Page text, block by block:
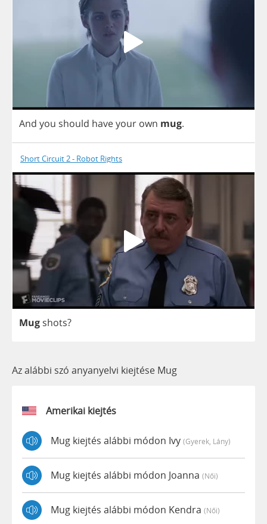
And you should haveyour own mug.
Short Circuit 2 - Robot Rights
Mug shots?
Az alábbi szó anyanyelvi kiejtése Mug
Amerikai kiejtés
Mug kiejtés alábbi módon Ivy (gyerek, Lány)
Mug kiejtés alábbi módon Joanna (női)
Mug kiejtés alábbi módon Kendra (női)